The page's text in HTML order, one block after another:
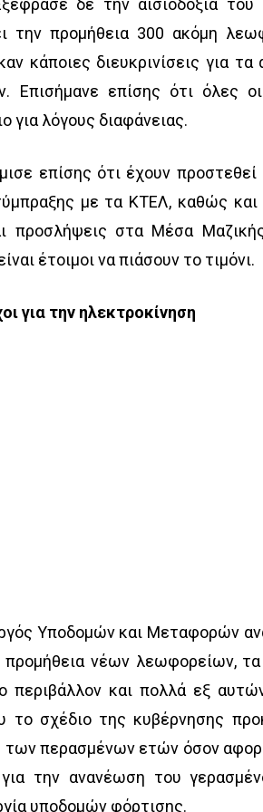
δε την αισιοδοξία
την προμήθεια 300 ακόμη
κάποιες διευκρινίσεις για
Επισήμανε επίσης ότι όλες
για λόγους διαφάνειας.
επίσης ότι έχουν
με τα ΚΤΕΛ, καθώς και
προσλήψεις στα Μέσα
έτοιμοι να πιάσουν το τιμόνι.
για την ηλεκτροκίνηση
Υποδομών και Μεταφορών
προμήθεια νέων λεωφορείων, τα
περιβάλλον και πολλά εξ
το σχέδιο της κυβέρνησης
περασμένων ετών όσον
την ανανέωση του
υποδομών φόρτισης.